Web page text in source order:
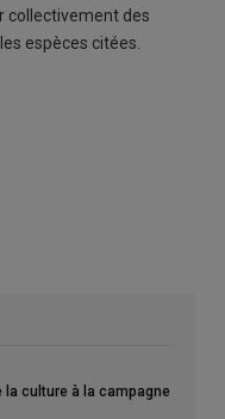
collectivement des
espèces citées.
la culture à la campagne